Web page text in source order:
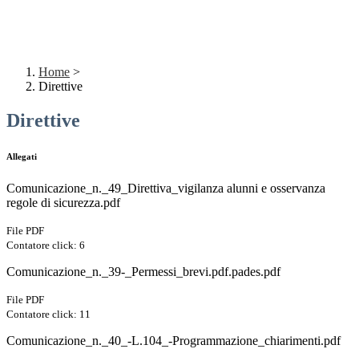
Home >
Direttive
Direttive
Allegati
Comunicazione_n._49_Direttiva_vigilanza alunni e osservanza
regole di sicurezza.pdf
File PDF
Contatore click: 6
Comunicazione_n._39-_Permessi_brevi.pdf.pades.pdf
File PDF
Contatore click: 11
Comunicazione_n._40_-L.104_-Programmazione_chiarimenti.pdf